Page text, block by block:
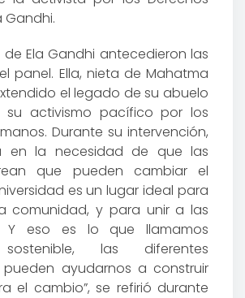
Gandhi.
de Ela Gandhi antecedieron las
panel. Ella, nieta de Mahatma
el legado de su abuelo
activismo pacífico por los
Durante su intervención,
en la necesidad de que las
que pueden cambiar el
es un lugar ideal para
comunidad, y para unir a las
Y eso es lo que llamamos
las diferentes
pueden ayudarnos a construir
el cambio”, se refirió durante